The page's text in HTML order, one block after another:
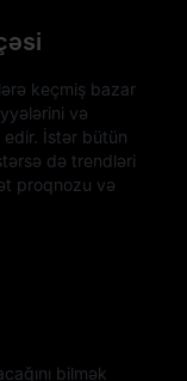
keçmiş bazar
və
İstər bütün
də trendləri
proqnozu və
bilmək